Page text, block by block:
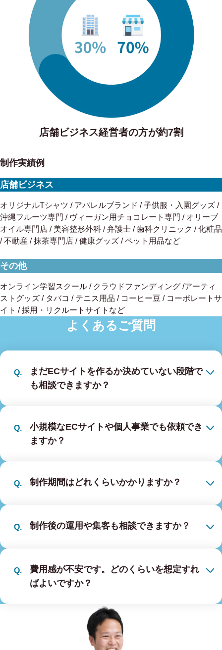
店舗ビジネス経営者の方が約7割
制作実績例
店舗ビジネス
オリジナルTシャツ / アパレルブランド / 子供服・入園グッズ /
沖縄フルーツ専門 / ヴィーガン用チョコレート専門 / オリーブ
オイル専門店 / 美容整形外科 / 弁護士 / 歯科クリニック / 化粧品
/ 不動産 / 抹茶専門店 / 健康グッズ / ペット用品など
その他
オンライン学習スクール / クラウドファンディング /アーティ
ストグッズ / タバコ / テニス用品 / コーヒー豆 / コーポレートサ
イト / 採用・リクルートサイトなど
よくあるご質問
まだECサイトを作るか決めていない段階で
も相談できますか？
小規模なECサイトや個人事業でも依頼でき
ますか？
制作期間はどれくらいかかりますか？
制作後の運用や集客も相談できますか？
費用感が不安です。どのくらいを想定すれ
ばよいですか？